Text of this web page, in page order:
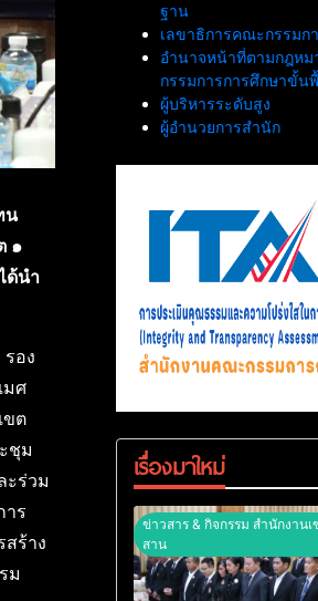
น
๑
ด้นำ
อง
มศ
ขต
ชุม
ะร่วม
าร
ร้าง
ม
ฐาน
เลขาธิการคณะกรรม
อำนาจหน้าที่ตามกฎห
กรรมการการศึกษาขั้น
ผู้บริหารระดับสูง
ผู้อำนวยการสำนัก
เรื่องมาใหม่
ข่าวสาร & กิจกรรม สำนักงาน
สาน